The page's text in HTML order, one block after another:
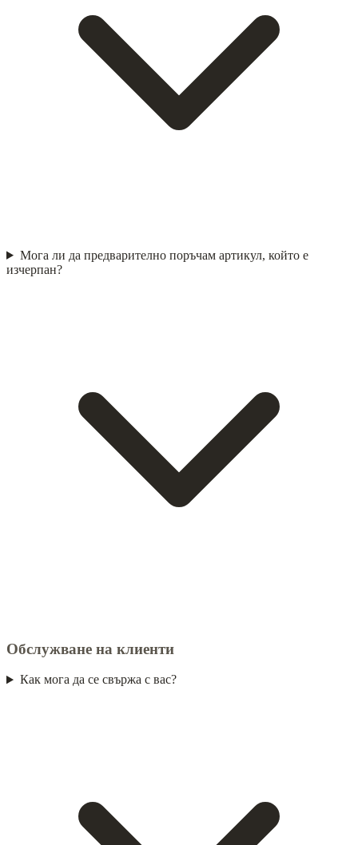
Мога ли да предварително поръчам артикул, който е
изчерпан?
Обслужване на клиенти
Как мога да се свържа с вас?